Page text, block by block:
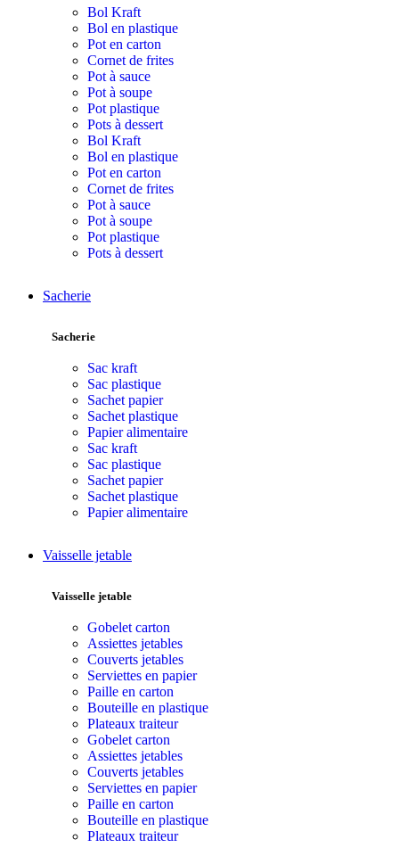
Bol Kraft
Bol en plastique
Pot en carton
Cornet de frites
Pot à sauce
Pot à soupe
Pot plastique
Pots à dessert
Bol Kraft
Bol en plastique
Pot en carton
Cornet de frites
Pot à sauce
Pot à soupe
Pot plastique
Pots à dessert
Sacherie
Sacherie
Sac kraft
Sac plastique
Sachet papier
Sachet plastique
Papier alimentaire
Sac kraft
Sac plastique
Sachet papier
Sachet plastique
Papier alimentaire
Vaisselle jetable
Vaisselle jetable
Gobelet carton
Assiettes jetables
Couverts jetables
Serviettes en papier
Paille en carton
Bouteille en plastique
Plateaux traiteur
Gobelet carton
Assiettes jetables
Couverts jetables
Serviettes en papier
Paille en carton
Bouteille en plastique
Plateaux traiteur